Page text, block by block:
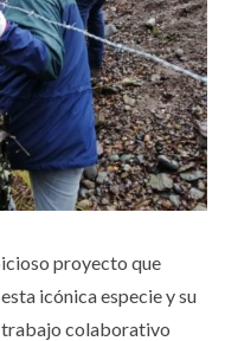
proyecto que
icónica especie y su
trabajo colaborativo